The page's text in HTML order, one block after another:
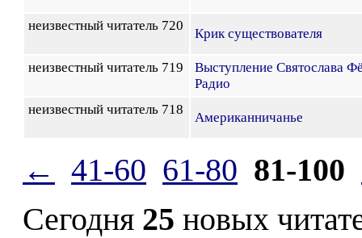
неизвестный читатель 720
Крик существователя
неизвестный читатель 719
Выступление Святослава
Радио
неизвестный читатель 718
Американничанье
← 41-60 61-80 81-100
Сегодня 25 новых